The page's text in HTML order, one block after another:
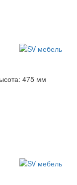
475 мм